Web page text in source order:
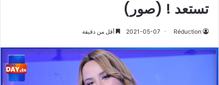
تستعد ! (صور)
Réduction
2021-05-07 أقل من دقيقة